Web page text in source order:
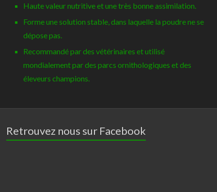
Haute valeur nutritive et une très bonne assimilation.
Forme une solution stable, dans laquelle la poudre ne se
dépose pas.
Recommandé par des vétérinaires et utilisé
mondialement par des parcs ornithologiques et des
éleveurs champions.
Retrouvez nous sur Facebook